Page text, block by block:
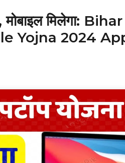
मोबाइल मिलेगा:
Yojna 2024